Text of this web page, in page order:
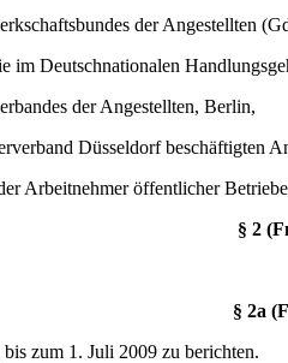
der Angestellten
Deutschnationalen
der Angestellten, Berlin,
Düsseldorf beschäftigten
Arbeitnehmer öffentlicher
§ 2
§ 2a
zum 1. Juli 2009 zu berichten.